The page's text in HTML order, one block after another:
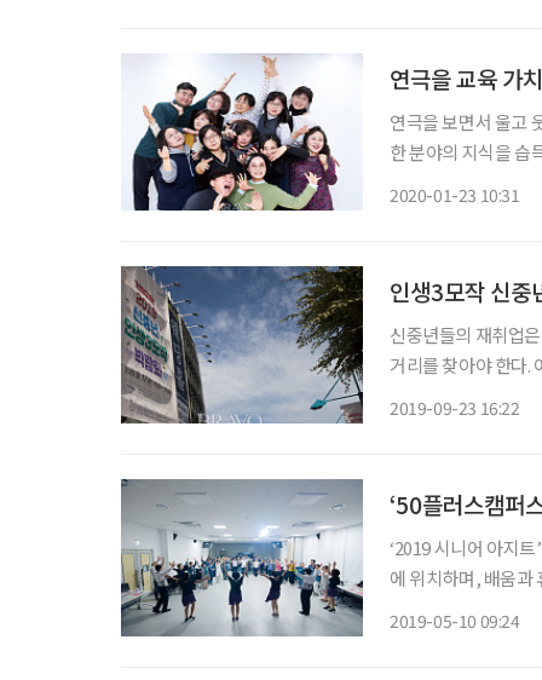
연극을 교육 가
연극을 보면서 울고
한 분야의 지식을 습
2020-01-23 10:31
인생3모작 신
신중년들의 재취업
거리를 찾아야 한다.
2019-09-23 16:22
‘50플러스캠퍼
‘2019 시니어 아지
에 위치하며, 배움과
2019-05-10 09:24